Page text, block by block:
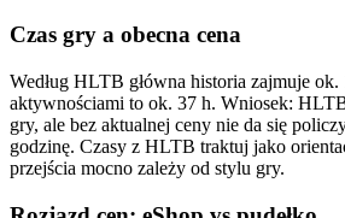
Czas gry a obecna cena
Według HLTB główna historia zajmuje
aktywnościami to ok. 37 h. Wniosek:
gry, ale bez aktualnej ceny nie da się
godzinę. Czasy z HLTB traktuj jako
przejścia mocno zależy od stylu gry.